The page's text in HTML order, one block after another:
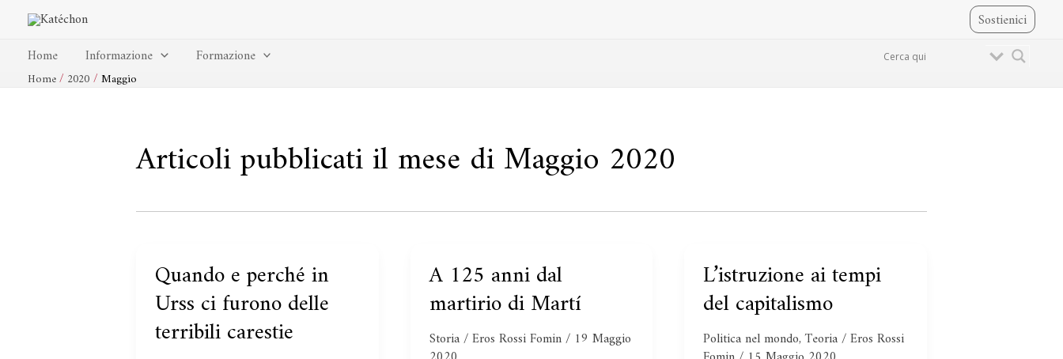
contenuto
Sostienici
Home
Informazione Formazione
Home 2020 Maggio
Articoli pubblicati il mese di Maggio 2020
Quando e perché in
Urss ci furono delle
terribili carestie
Quando
e
perché
in
A 125 anni dal
martirio di Martí
Storia/Eros Rossi Fomin/ 19 Maggio
A
125
anni
dal
L’istruzione ai tempi
del capitalismo
Politica nel mondo,Teoria/Eros Rossi
L’istruzione
ai
tempi
del